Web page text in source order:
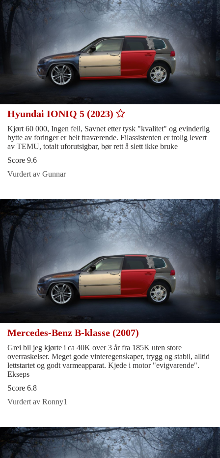
Hyundai IONIQ 5 (2023)
Kjørt 60 000, Ingen feil, Savnet etter tysk "kvalitet" og evinderlig
bytte av foringer er helt fraværende. Filassistenten er trolig levert
av TEMU, totalt uforutsigbar, bør rett å slett ikke bruke
Score 9.6
Vurdert av Gunnar
Mercedes-Benz B-klasse (2007)
Grei bil jeg kjørte i ca 40K over 3 år fra 185K uten store
overraskelser. Meget gode vinteregenskaper, trygg og stabil, alltid
lettstartet og godt varmeapparat. Kjede i motor "evigvarende".
Ekseps
Score 6.8
Vurdert av Ronny1